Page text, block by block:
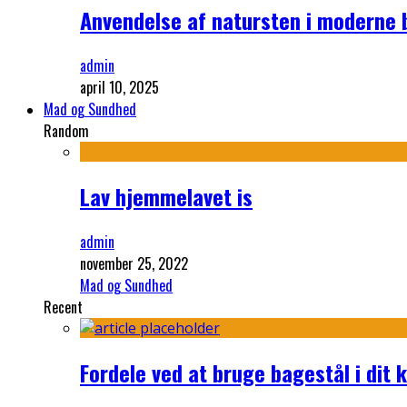
Anvendelse af natursten i moderne
admin
april 10, 2025
Mad og Sundhed
Random
Lav hjemmelavet is
admin
november 25, 2022
Mad og Sundhed
Recent
Fordele ved at bruge bagestål i dit